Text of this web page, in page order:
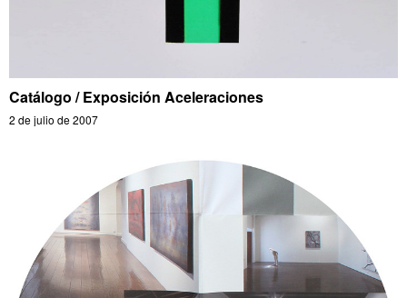
Catálogo / Exposición Aceleraciones
2 de julio de 2007